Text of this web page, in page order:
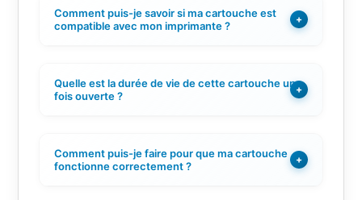
Comment puis-je savoir si ma cartouche est
compatible avec mon imprimante ?
+
Quelle est la durée de vie de cette cartouche une
fois ouverte ?
+
Comment puis-je faire pour que ma cartouche
fonctionne correctement ?
+